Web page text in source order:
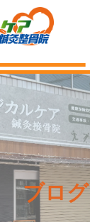
ブログ